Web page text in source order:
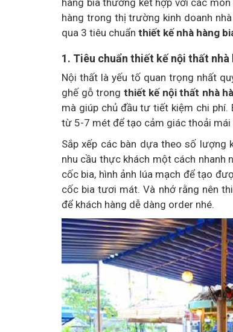
hàng bia thường kết hợp với các
hàng trong thị trường kinh doanh
qua 3 tiêu chuẩn thiết kế nhà hàng
1. Tiêu chuẩn thiết kế nội thất nhà
Nội thất là yếu tố quan trọng nhất
ghế gỗ trong thiết kế nội thất nhà
mà giúp chủ đầu tư tiết kiệm chi phí.
từ 5-7 mét để tạo cảm giác thoải mái
Sắp xếp các bàn dựa theo số lượng
nhu cầu thực khách một cách
cốc bia, hình ảnh lúa mạch để tạo
cốc bia tươi mát. Và nhớ rằng nên
để khách hàng dễ dàng order nhé.